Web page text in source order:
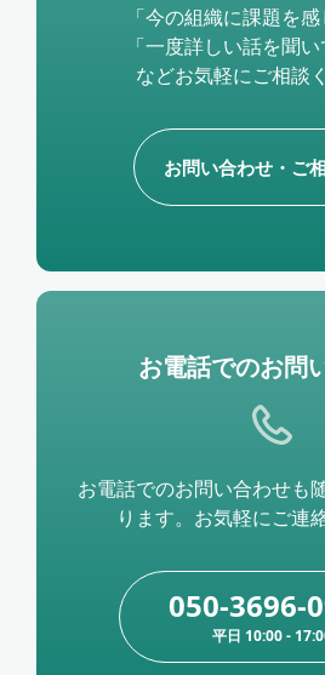
「今の組織に課題を感
「一度詳しい話を聞い
などお気軽にご相談
お問い合わせ・ご
お電話でのお問
お電話でのお問い合わせも
ります。お気軽にご連
050-3696-
平日 10:00 -